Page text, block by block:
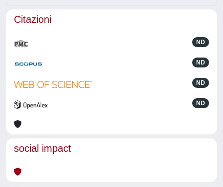
Citazioni
ND
ND
ND
ND
social impact